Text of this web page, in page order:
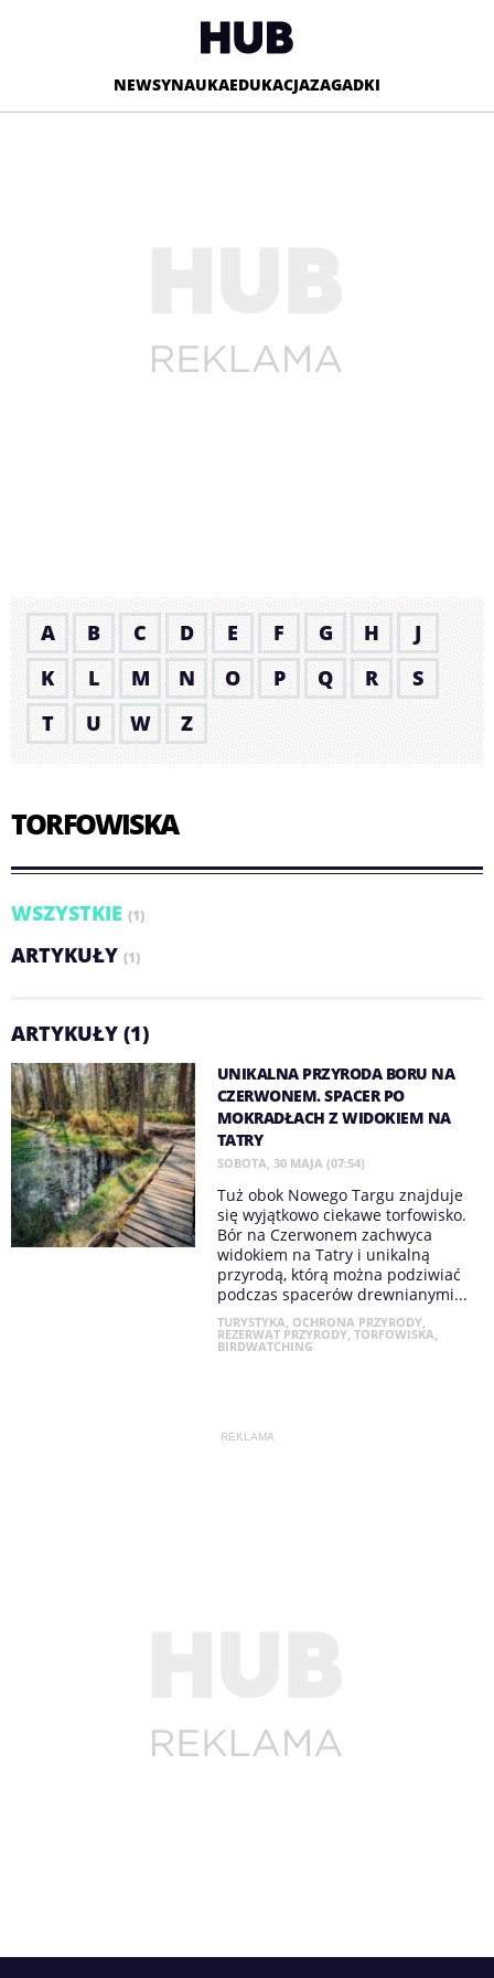
NEWSYNAUKAEDUKACJAZAGADKI
A B C D E F G H
J
K
L M N O P Q R
S
T
U W Z
TORFOWISKA
WSZYSTKIE (1)
ARTYKUŁY (1)
ARTYKUŁY (1)
UNIKALNA PRZYRODA BORU NA
CZERWONEM. SPACER PO
MOKRADŁACH Z WIDOKIEM NA
TATRY
SOBOTA, 30 MAJA (07:54)
Tuż obok Nowego Targu znajduje
się wyjątkowo ciekawe torfowisko.
Bór na Czerwonem zachwyca
widokiem na Tatry i unikalną
przyrodą, którą można podziwiać
podczas spacerów drewnianymi...
TURYSTYKA, OCHRONA PRZYRODY,
REZERWAT PRZYRODY, TORFOWISKA,
BIRDWATCHING
REKLAMA